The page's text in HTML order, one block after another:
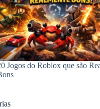
Jogos do Roblox que são